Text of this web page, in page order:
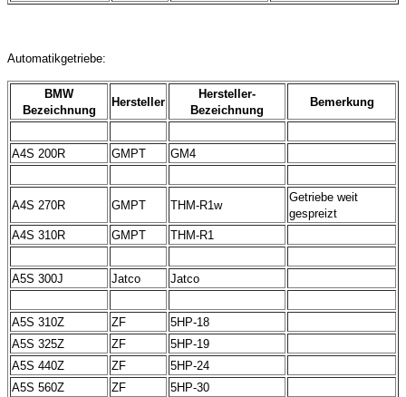
Automatikgetriebe:
BMW
Bezeichnung
Hersteller
Hersteller-
Bezeichnung
Bemerkung
A4S 200R GMPT GM4
A4S 270R GMPT THM-R1w
Getriebe weit
gespreizt
A4S 310R
GMPT THM-R1
A5S 300J Jatco Jatco
A5S 310Z ZF
5HP-18
A5S 325Z
ZF
5HP-19
A5S 440Z
ZF
5HP-24
A5S 560Z
ZF 5HP-30